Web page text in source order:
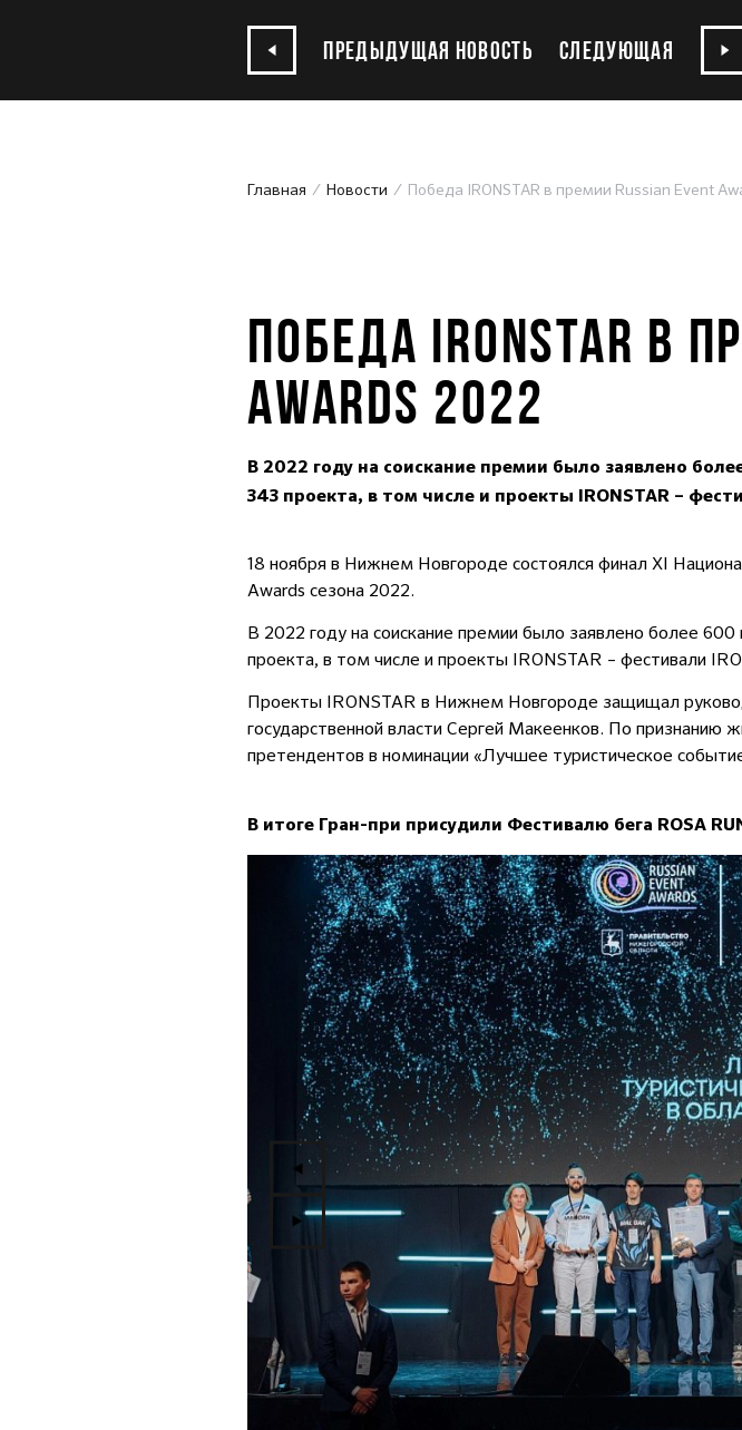
ПРЕДЫДУЩАЯ НОВОСТЬ СЛЕДУЮЩАЯ
Главная Новости Победа IRONSTAR в премии Russian Event
ПОБЕДА IRONSTAR В
AWARDS 2022
В 2022 году на соискание премии было заявлено
343 проекта, в том числе и проекты IRONSTAR –
18 ноября в Нижнем Новгороде состоялся финал XI
Awards сезона 2022.
В 2022 году на соискание премии было заявлено более
проекта, в том числе и проекты IRONSTAR – фестивали
Проекты IRONSTAR в Нижнем Новгороде защищал
государственной власти Сергей Макеенков. По признанию
претендентов в номинации «Лучшее туристическое
В итоге Гран-при присудили Фестивалю бега ROSA